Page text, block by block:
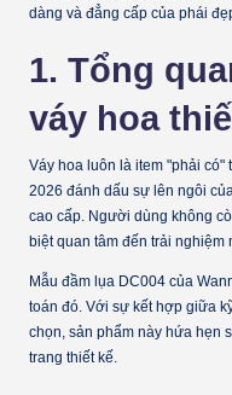
dàng và đẳng cấp của phái
1. Tổng
váy hoa
Váy hoa luôn là item "phải có"
2026 đánh dấu sự lên ngôi
cao cấp. Người dùng không
biệt quan tâm đến trải nghiệm
Mẫu đầm lụa DC004 của
toán đó. Với sự kết hợp giữa
chọn, sản phẩm này hứa hẹn
trang thiết kế.